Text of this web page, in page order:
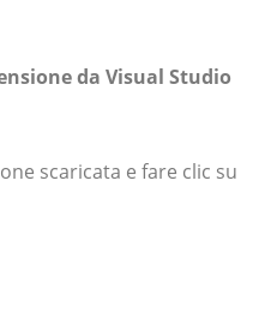
da Visual Studio
scaricata e fare clic su